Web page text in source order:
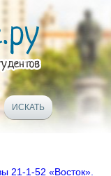
21-1-52 «Восток».